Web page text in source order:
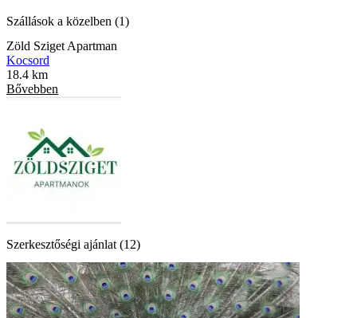
Szállások a közelben (1)
Zöld Sziget Apartman
Kocsord
18.4 km
Bővebben
Szerkesztőségi ajánlat (12)